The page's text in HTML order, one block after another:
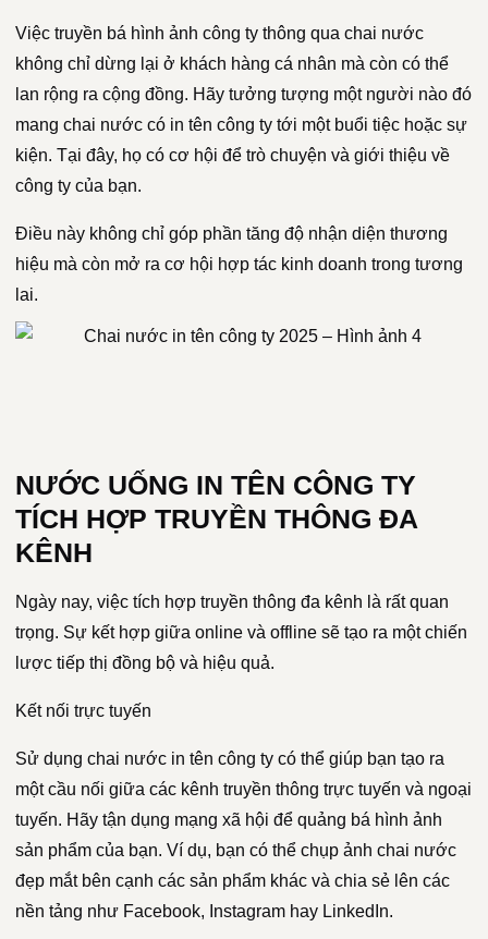
Việc truyền bá hình ảnh công ty thông qua chai nước
không chỉ dừng lại ở khách hàng cá nhân mà còn có thể
lan rộng ra cộng đồng. Hãy tưởng tượng một người nào đó
mang chai nước có in tên công ty tới một buổi tiệc hoặc sự
kiện. Tại đây, họ có cơ hội để trò chuyện và giới thiệu về
công ty của bạn.
Điều này không chỉ góp phần tăng độ nhận diện thương
hiệu mà còn mở ra cơ hội hợp tác kinh doanh trong tương
lai.
NƯỚC UỐNG IN TÊN CÔNG TY
TÍCH HỢP TRUYỀN THÔNG ĐA
KÊNH
Ngày nay, việc tích hợp truyền thông đa kênh là rất quan
trọng. Sự kết hợp giữa online và offline sẽ tạo ra một chiến
lược tiếp thị đồng bộ và hiệu quả.
Kết nối trực tuyến
Sử dụng chai nước in tên công ty có thể giúp bạn tạo ra
một cầu nối giữa các kênh truyền thông trực tuyến và ngoại
tuyến. Hãy tận dụng mạng xã hội để quảng bá hình ảnh
sản phẩm của bạn. Ví dụ, bạn có thể chụp ảnh chai nước
đẹp mắt bên cạnh các sản phẩm khác và chia sẻ lên các
nền tảng như Facebook, Instagram hay LinkedIn.